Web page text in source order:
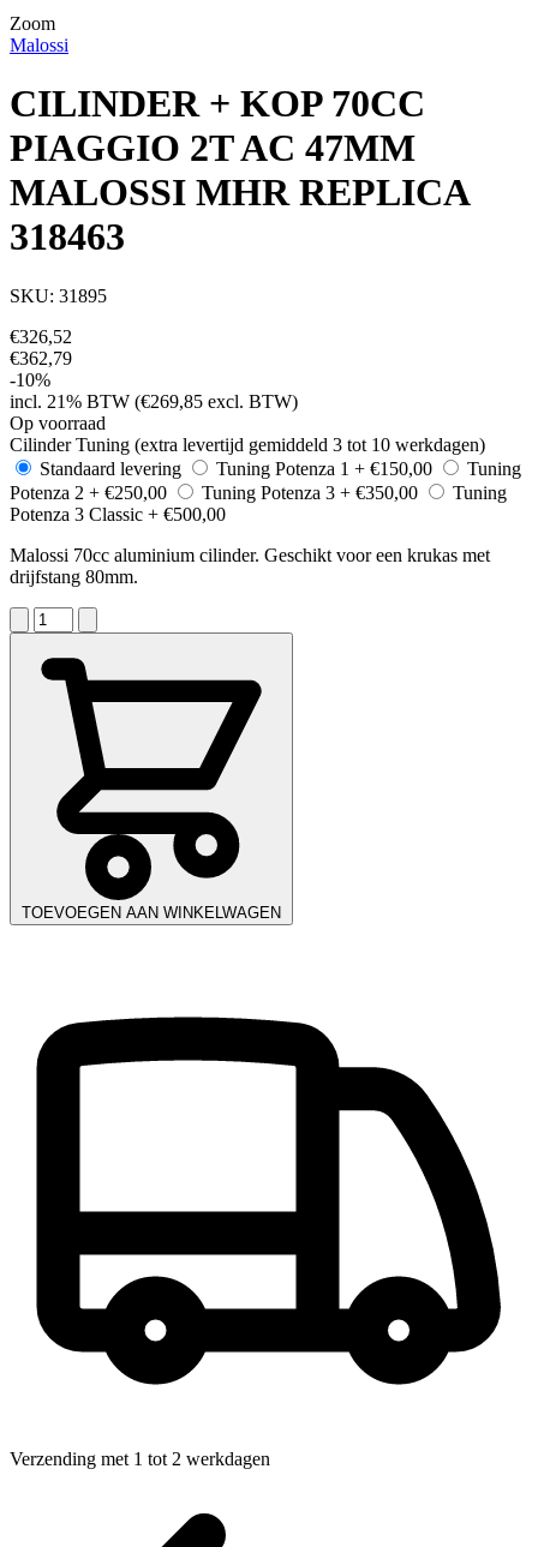
Zoom
Malossi
CILINDER + KOP 70CC
PIAGGIO 2T AC 47MM
MALOSSI MHR REPLICA
318463
SKU: 31895
€326,52
€362,79
-10%
incl. 21% BTW (€269,85 excl. BTW)
Op voorraad
Cilinder Tuning (extra levertijd gemiddeld 3 tot 10 werkdagen)
Standaard levering
Tuning Potenza 1 + €150,00
Tuning
Potenza 2 + €250,00 Tuning Potenza 3 + €350,00
Tuning
Potenza 3 Classic + €500,00
Malossi 70cc aluminium cilinder. Geschikt voor een krukas met
drijfstang 80mm.
TOEVOEGEN AAN WINKELWAGEN
Verzending met 1 tot 2 werkdagen